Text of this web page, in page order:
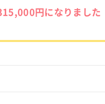
円になりました